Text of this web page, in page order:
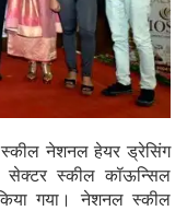
स्कील नेशनल हेयर ड्रेसिंग
सेक्टर स्कील कॉऊन्सिल
गया। नेशनल स्कील